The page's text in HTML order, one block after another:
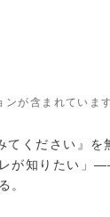
ンが含まれています
てください』
が知りたい」
。